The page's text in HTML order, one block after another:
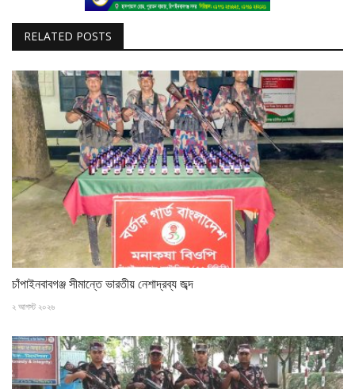
RELATED POSTS
চাঁপাইনবাবগঞ্জ সীমান্তে ভারতীয় নেশাদ্রব্য জব্দ
২ আগস্ট ২০২৬